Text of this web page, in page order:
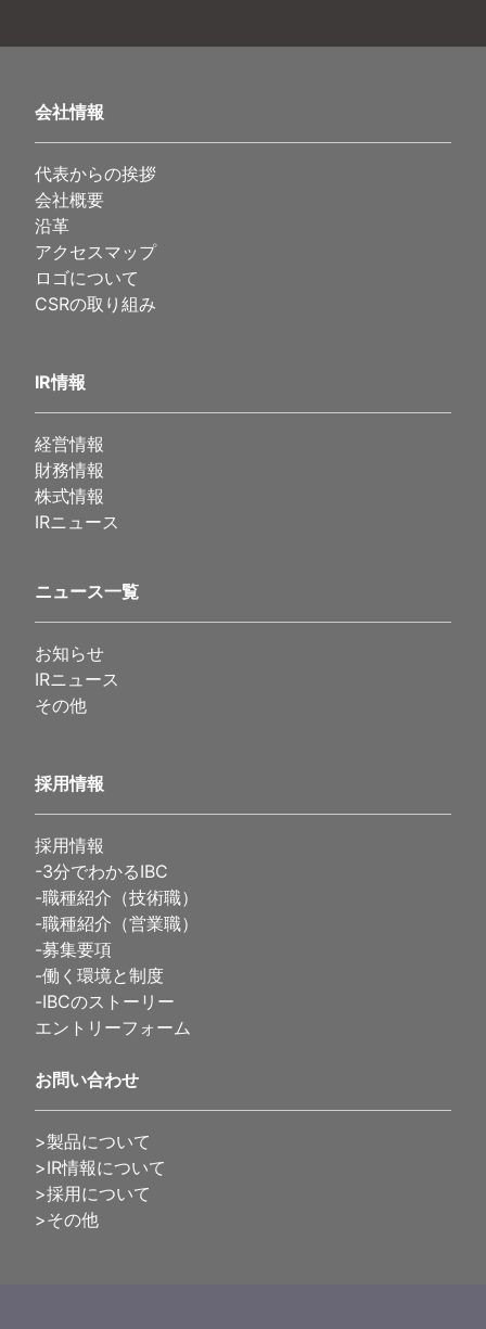
会社情報
代表からの挨拶
会社概要
沿革
アクセスマップ
ロゴについて
CSRの取り組み
IR情報
経営情報
財務情報
株式情報
IRニュース
ニュース一覧
お知らせ
IRニュース
その他
採用情報
採用情報
-3分でわかるIBC
-職種紹介（技術職）
-職種紹介（営業職）
-募集要項
-働く環境と制度
-IBCのストーリー
エントリーフォーム
お問い合わせ
>製品について
>IR情報について
>採用について
>その他